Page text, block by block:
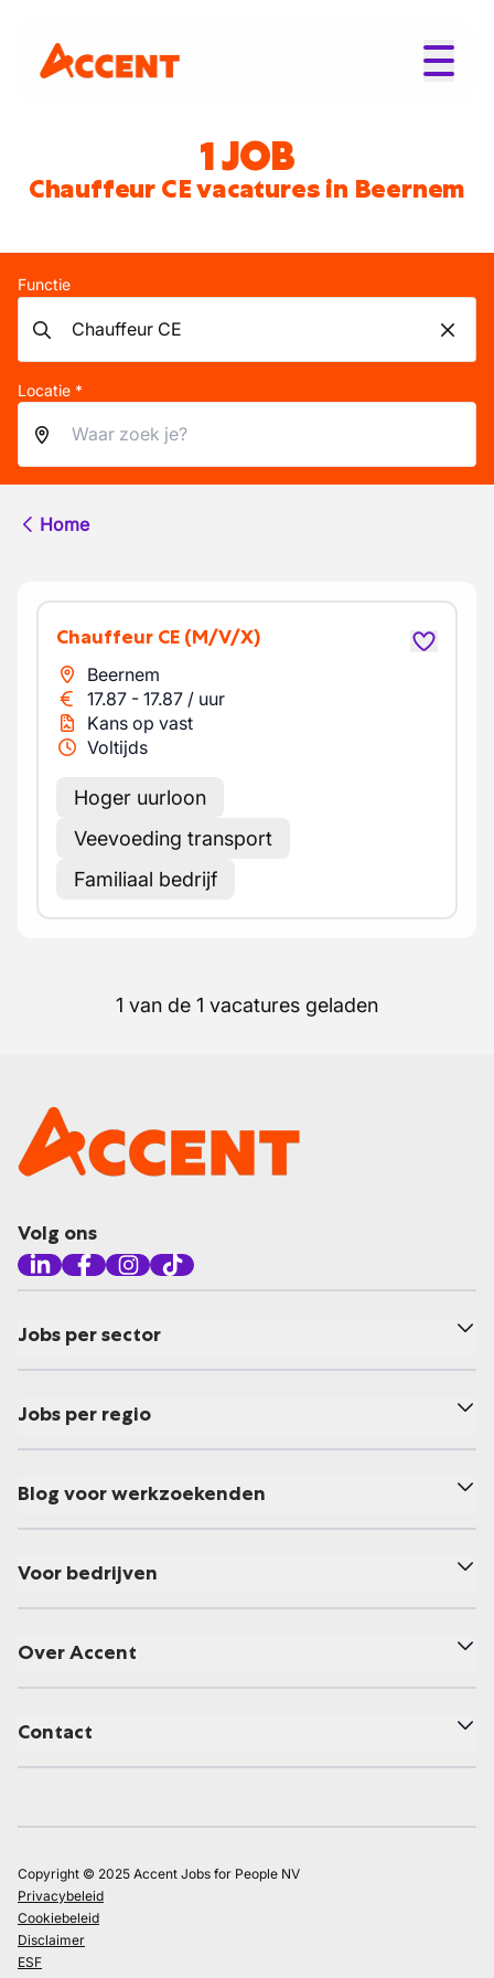
1 JOB
Chauffeur CE vacatures in Beernem
Functie
Locatie *
Home
Chauffeur CE (M/V/X)
Beernem
17.87 - 17.87 / uur
Kans op vast
Voltijds
Hoger uurloon
Veevoeding transport
Familiaal bedrijf
1 van de 1 vacatures geladen
Volg ons
Jobs per sector
Jobs per regio
Blog voor werkzoekenden
Voor bedrijven
Over Accent
Contact
Copyright © 2025 Accent Jobs for People NV
Privacybeleid
Cookiebeleid
Disclaimer
ESF